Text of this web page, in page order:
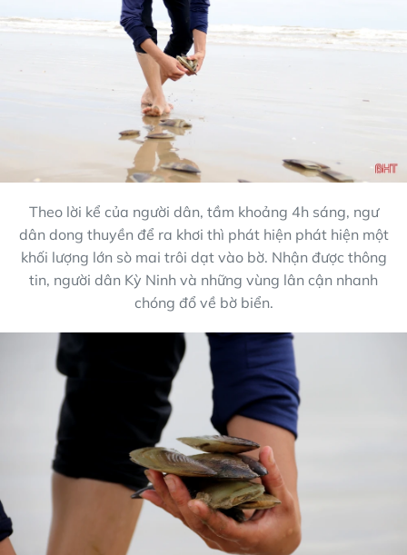
Theo lời kể của người dân, tầm khoảng 4h sáng, ngư
dân dong thuyền để ra khơi thì phát hiện phát hiện một
khối lượng lớn sò mai trôi dạt vào bờ. Nhận được thông
tin, người dân Kỳ Ninh và những vùng lân cận nhanh
chóng đổ về bờ biển.